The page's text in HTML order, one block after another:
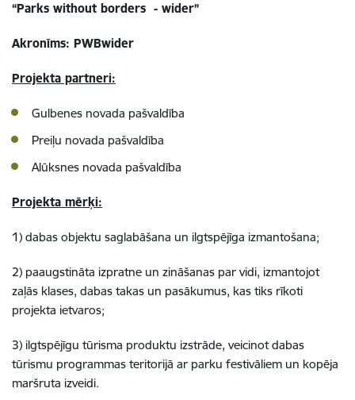
“Parks without borders - wider”
Akronīms: PWBwider
Projekta partneri:
Gulbenes novada pašvaldība
Preiļu novada pašvaldība
Alūksnes novada pašvaldība
Projekta mērķi:
1) dabas objektu saglabāšana un ilgtspējīga izmantošana;
2) paaugstināta izpratne un zināšanas par vidi, izmantojot
zaļās klases, dabas takas un pasākumus, kas tiks rīkoti
projekta ietvaros;
3) ilgtspējīgu tūrisma produktu izstrāde, veicinot dabas
tūrismu programmas teritorijā ar parku festivāliem un kopēja
maršruta izveidi.